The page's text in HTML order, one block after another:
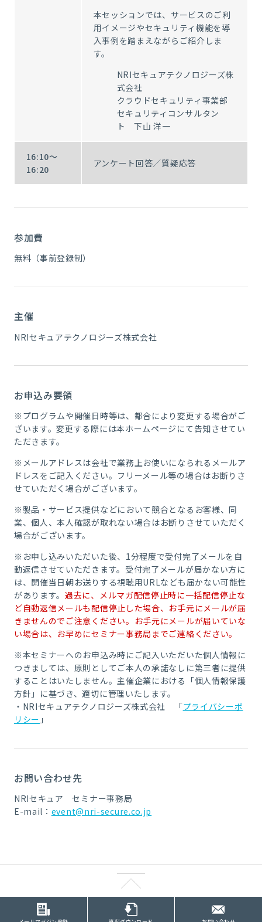
本セッションでは、サービスのご利
用イメージやセキュリティ機能を導
入事例を踏まえながらご紹介しま
す。
NRIセキュアテクノロジーズ株
式会社
クラウドセキュリティ事業部
セキュリティコンサルタン
ト 下山 洋一
16:10～
16:20
アンケート回答／質疑応答
参加費
無料（事前登録制）
主催
NRIセキュアテクノロジーズ株式会社
お申込み要領
※プログラムや開催日時等は、都合により変更する場合がご
ざいます。変更する際には本ホームページにて告知させてい
ただきます。
※メールアドレスは会社で業務上お使いになられるメールア
ドレスをご記入ください。フリーメール等の場合はお断りさ
せていただく場合がございます。
※製品・サービス提供などにおいて競合となるお客様、同
業、個人、本人確認が取れない場合はお断りさせていただく
場合がございます。
※お申し込みいただいた後、1分程度で受付完了メールを自
動返信させていただきます。受付完了メールが届かない方に
は、開催当日朝お送りする視聴用URLなども届かない可能性
があります。過去に、メルマガ配信停止時に一括配信停止な
ど自動返信メールも配信停止した場合、お手元にメールが届
きませんのでご注意ください。お手元にメールが届いていな
い場合は、お早めにセミナー事務局までご連絡ください。
※本セミナーへのお申込み時にご記入いただいた個人情報に
つきましては、原則としてご本人の承諾なしに第三者に提供
することはいたしません。主催企業における「個人情報保護
方針」に基づき、適切に管理いたします。
・NRIセキュアテクノロジーズ株式会社 「プライバシーポ
リシー 」
お問い合わせ先
NRIセキュア セミナー事務局
E-mail： event@nri-secure.co.jp